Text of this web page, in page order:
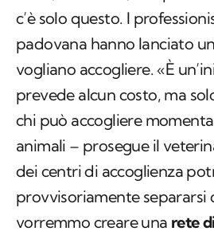
c’è solo questo. I
padovana hanno lanciato
vogliano accogliere. «È
prevede alcun costo, ma
chi può accogliere
animali – prosegue il
dei centri di accoglienza
provvisoriamente separarsi
vorremmo creare una rete